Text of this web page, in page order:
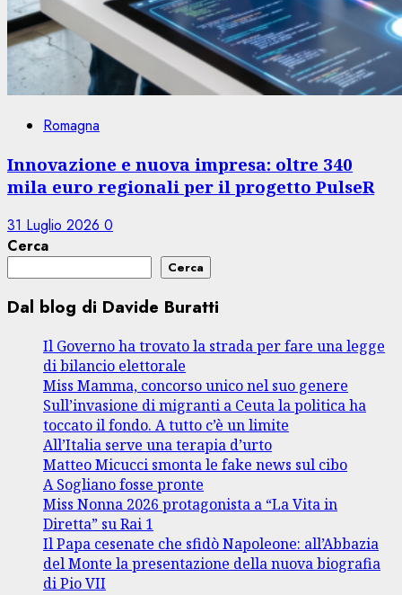
Romagna
Innovazione e nuova impresa: oltre 340
mila euro regionali per il progetto PulseR
31 Luglio 2026 0
Cerca
Cerca
Dal blog di Davide Buratti
Il Governo ha trovato la strada per fare una legge
di bilancio elettorale
Miss Mamma, concorso unico nel suo genere
Sull’invasione di migranti a Ceuta la politica ha
toccato il fondo. A tutto c’è un limite
All’Italia serve una terapia d’urto
Matteo Micucci smonta le fake news sul cibo
A Sogliano fosse pronte
Miss Nonna 2026 protagonista a “La Vita in
Diretta” su Rai 1
Il Papa cesenate che sfidò Napoleone: all’Abbazia
del Monte la presentazione della nuova biografia
di Pio VII